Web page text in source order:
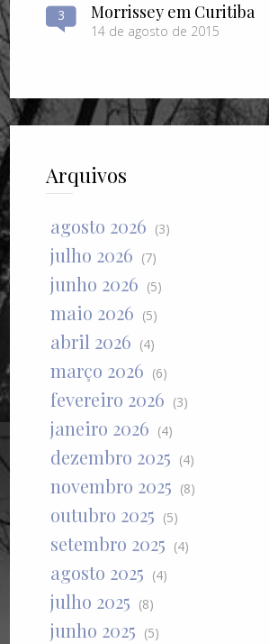
3 Morrissey em Curitiba
14 de agosto de 2015
Arquivos
agosto 2026 (3)
julho 2026 (7)
junho 2026 (5)
maio 2026 (5)
abril 2026 (4)
março 2026 (6)
fevereiro 2026 (3)
janeiro 2026 (4)
dezembro 2025 (4)
novembro 2025 (8)
outubro 2025 (5)
setembro 2025 (4)
agosto 2025 (4)
julho 2025 (8)
junho 2025 (5)